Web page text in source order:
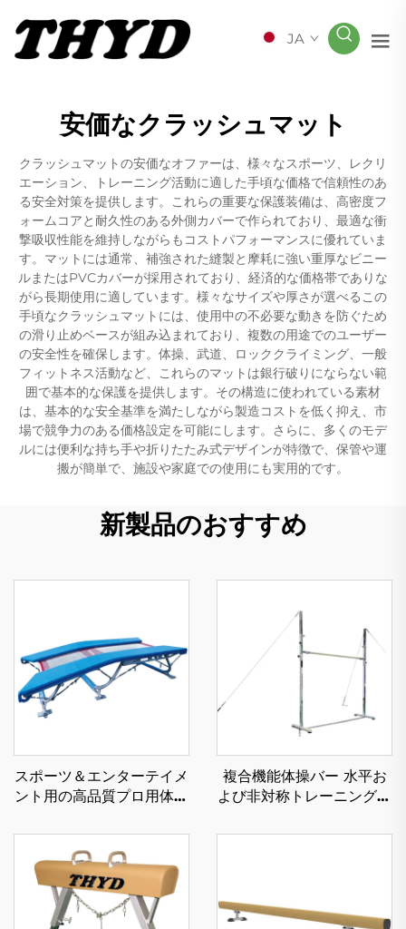
JA
安価なクラッシュマット
クラッシュマットの安価なオファーは、様々なスポーツ、レクリ
エーション、トレーニング活動に適した手頃な価格で信頼性のあ
る安全対策を提供します。これらの重要な保護装備は、高密度フ
ォームコアと耐久性のある外側カバーで作られており、最適な衝
撃吸収性能を維持しながらもコストパフォーマンスに優れていま
す。マットには通常、補強された縫製と摩耗に強い重厚なビニー
ルまたはPVCカバーが採用されており、経済的な価格帯でありな
がら長期使用に適しています。様々なサイズや厚さが選べるこの
手頃なクラッシュマットには、使用中の不必要な動きを防ぐため
の滑り止めベースが組み込まれており、複数の用途でのユーザー
の安全性を確保します。体操、武道、ロッククライミング、一般
フィットネス活動など、これらのマットは銀行破りにならない範
囲で基本的な保護を提供します。その構造に使われている素材
は、基本的な安全基準を満たしながら製造コストを低く抑え、市
場で競争力のある価格設定を可能にします。さらに、多くのモデ
ルには便利な持ち手や折りたたみ式デザインが特徴で、保管や運
搬が簡単で、施設や家庭での使用にも実用的です。
新製品のおすすめ
スポーツ＆エンターテイメ
ント用の高品質プロ用体操
複合機能体操バー 水平お
よび非対称トレーニング用